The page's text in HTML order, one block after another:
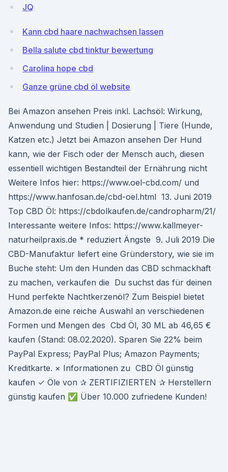
JQ
Kann cbd haare nachwachsen lassen
Bella salute cbd tinktur bewertung
Carolina hope cbd
Ganze grüne cbd öl website
Bei Amazon ansehen Preis inkl. Lachsöl: Wirkung,
Anwendung und Studien | Dosierung | Tiere (Hunde,
Katzen etc.) Jetzt bei Amazon ansehen Der Hund
kann, wie der Fisch oder der Mensch auch, diesen
essentiell wichtigen Bestandteil der Ernährung nicht
Weitere Infos hier: https://www.oel-cbd.com/ und
https://www.hanfosan.de/cbd-oel.html 13. Juni 2019
Top CBD Öl: https://cbdolkaufen.de/candropharm/21/
Interessante weitere Infos: https://www.kallmeyer-
naturheilpraxis.de * reduziert Ängste 9. Juli 2019 Die
CBD-Manufaktur liefert eine Gründerstory, wie sie im
Buche steht: Um den Hunden das CBD schmackhaft
zu machen, verkaufen die Du suchst das für deinen
Hund perfekte Nachtkerzenöl? Zum Beispiel bietet
Amazon.de eine reiche Auswahl an verschiedenen
Formen und Mengen des Cbd Öl, 30 ML ab 46,65 €
kaufen (Stand: 08.02.2020). Sparen Sie 22% beim
PayPal Express; PayPal Plus; Amazon Payments;
Kreditkarte. × Informationen zu CBD Öl günstig
kaufen ✓ Öle von ✰ ZERTIFIZIERTEN ✰ Herstellern
günstig kaufen ✅ Über 10.000 zufriedene Kunden!